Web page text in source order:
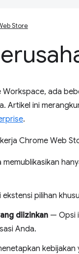
Store
ada
Artikel ini
.
Chrome Web
pilihan
diizinkan — Opsi
Anda.
kebijakan